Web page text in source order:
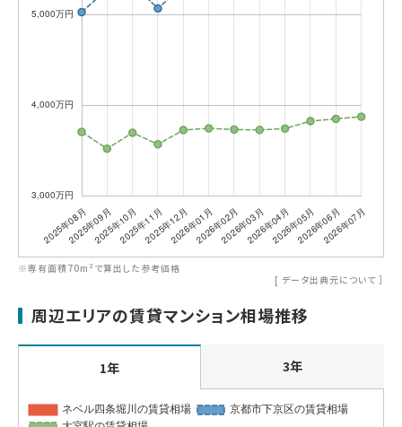
※専有面積70m²で算出した参考価格
[ データ出典元について ］
周辺エリアの賃貸マンション相場推移
1年 3年